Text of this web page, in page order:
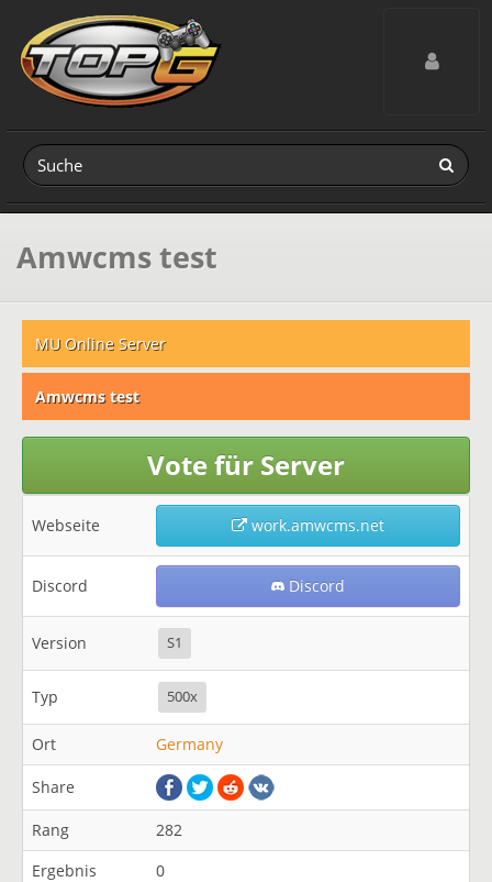
Toggle
Amwcms test
MU Online Server
Amwcms test
Vote für Server
Webseite work.amwcms.net
Discord Discord
Version S1
Typ 500x
Ort Germany
Share
Rang
282
Ergebnis
0